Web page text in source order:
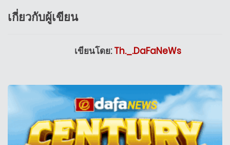
เกี่ยวกับผู้เขียน
เขียนโดย:Th._.DaFaNeWs